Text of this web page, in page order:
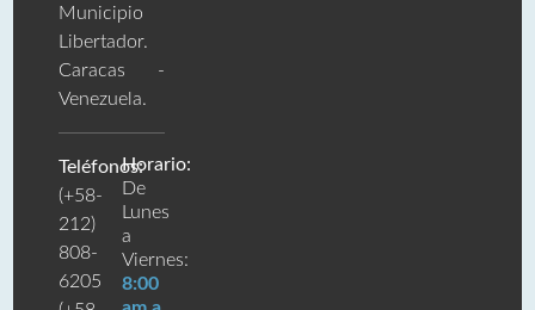
Municipio
Libertador.
Caracas -
Venezuela.
Teléfonos:
(+58-
212)
808-
6205
Horario:
De
Lunes
a
Viernes:
8:00